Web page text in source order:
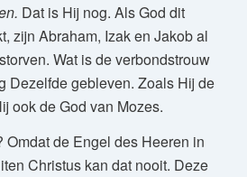
Dat is Hij nog. Als God dit
zijn Abraham, Izak en Jakob al
Wat is de verbondstrouw
Dezelfde gebleven. Zoals Hij de
ook de God van Mozes.
Omdat de Engel des Heeren in
Christus kan dat nooit. Deze